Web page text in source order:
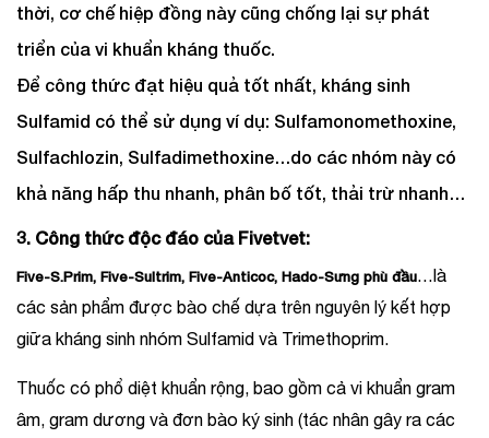
thời, cơ chế hiệp đồng này cũng chống lại sự phát
triển của vi khuẩn kháng thuốc.
Để công thức đạt hiệu quả tốt nhất, kháng sinh
Sulfamid có thể sử dụng ví dụ: Sulfamonomethoxine,
Sulfachlozin, Sulfadimethoxine…do các nhóm này có
khả năng hấp thu nhanh, phân bố tốt, thải trừ nhanh…
3. Công thức độc đáo của Fivetvet:
Five-S.Prim, Five-Sultrim, Five-Anticoc, Hado-Sưng phù đầu…là
các sản phẩm được bào chế dựa trên nguyên lý kết hợp
giữa kháng sinh nhóm Sulfamid và Trimethoprim.
Thuốc có phổ diệt khuẩn rộng, bao gồm cả vi khuẩn gram
âm, gram dương và đơn bào ký sinh (tác nhân gây ra các